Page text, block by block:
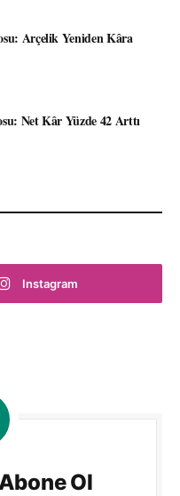
Arçelik Yeniden Kâra
Net Kâr Yüzde 42 Arttı
Instagram
Ol